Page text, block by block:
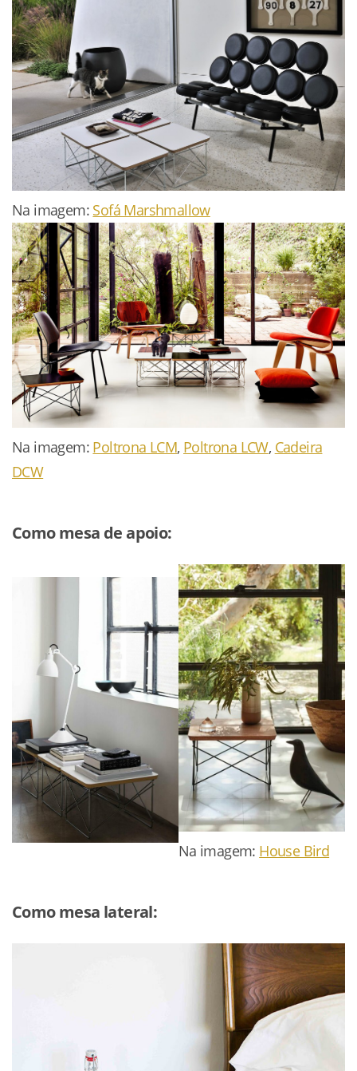
Na imagem: Sofá Marshmallow
Na imagem: Poltrona LCM, Poltrona LCW, Cadeira
DCW
Como mesa de apoio:
Na imagem: House Bird
Como mesa lateral: